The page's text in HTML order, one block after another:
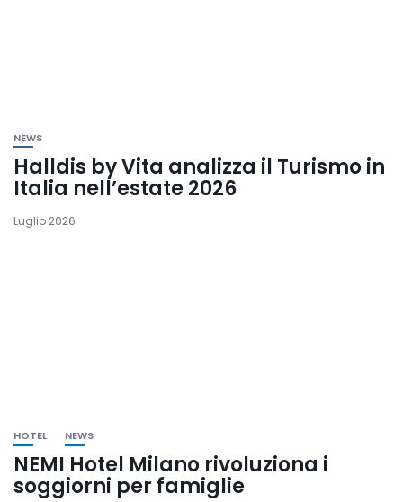
NEWS
Halldis by Vita analizza il Turismo in
Italia nell’estate 2026
Luglio 2026
HOTEL NEWS
NEMI Hotel Milano rivoluziona i
soggiorni per famiglie